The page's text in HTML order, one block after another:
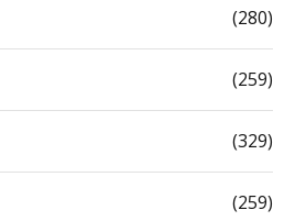
(280)
(259)
(329)
(259)